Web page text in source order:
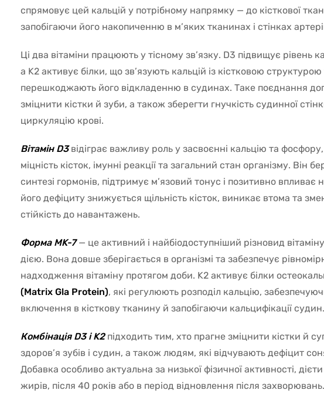
спрямовує цей кальцій у потрібному напрямку — до кісткової
запобігаючи його накопиченню в м’яких тканинах і стінках
Ці два вітаміни працюють у тісному зв’язку. D3 підвищує рівень
а K2 активує білки, що зв’язують кальцій із кістковою структурою
перешкоджають його відкладенню в судинах. Таке поєднання
зміцнити кістки й зуби, а також зберегти гнучкість судинної
циркуляцію крові.
Вітамін D3відіграє важливу роль у засвоєнні кальцію та
міцність кісток, імунні реакції та загальний стан організму. Він
синтезі гормонів, підтримує м’язовий тонус і позитивно впливає
його дефіциту знижується щільність кісток, виникає втома та
стійкість до навантажень.
Форма MK-7— це активний і найбіодоступніший різновид
дією. Вона довше зберігається в організмі та забезпечує
надходження вітаміну протягом доби. K2 активує білки
(Matrix Gla Protein), які регулюють розподіл кальцію,
включення в кісткову тканину й запобігаючи кальцифікації судин.
Комбінація D3 і K2підходить тим, хто прагне зміцнити кістки й
здоров’я зубів і судин, а також людям, які відчувають дефіцит
Добавка особливо актуальна за низької фізичної активності,
жирів, після 40 років або в період відновлення після захворювань.